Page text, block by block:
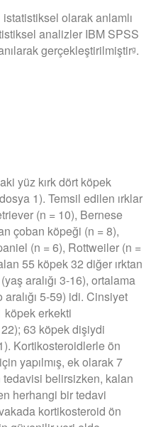
olarak anlamlı
analizler IBM SPSS
gerçekleştirilmiştirg.
yüz kırk dört köpek
1). Temsil edilen ırklar
(n = 10), Bernese
çoban köpeği (n = 8),
(n = 6), Rottweiler (n =
55 köpek 32 diğer ırktan
aralığı 3-16), ortalama
aralığı 5-59) idi. Cinsiyet
köpek erkekti
22); 63 köpek dişiydi
Kortikosteroidlerle ön
yapılmış, ek olarak 7
belirsizken, kalan
herhangi bir tedavi
kortikosteroid ön